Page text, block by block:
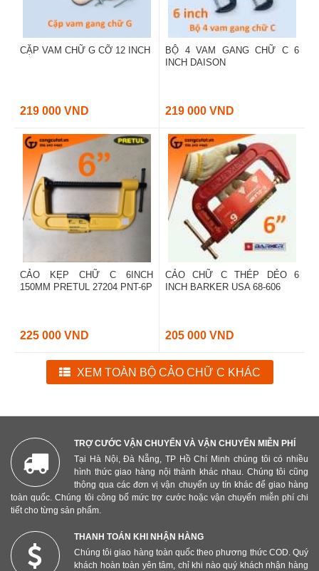
CẶP VAM CHỮ G CỠ 12 INCH
219 000 VND
BỘ 4 VAM GANG CHỮ C 6
INCH DAISON
219 000 VND
CẢO KẸP CHỮ C 6INCH
150MM PRETUL 27204 PNT-6P
225 000 VND
CẢO CHỮ C THÉP DẺO 6
INCH BARKER USA 68-606
205 000 VND
XEM TOÀN BỘ CẢO CHỮ C KHÁC
TRỢ CƯỚC VẬN CHUYỂN VÀ VẬN CHUYỂN MIỄN PHÍ
Tại Hà Nội, Đà Nẵng, TP Hồ Chí Minh chúng tôi có nhiều
hình thức giao hàng nội thành khác nhau. Chúng tôi cũng
thông qua các đơn vị vận chuyển uy tín khác để giao hàng
toàn quốc. Chúng tôi công bố mức trợ cước hoặc vận chuyển miễn phí chi
tiết cho từng sản phẩm.
THANH TOÁN KHI NHẬN HÀNG
Chúng tôi giao hàng toàn quốc theo phương thức COD. Quý
khách hoàn toàn yên tâm, chỉ khi nào quý khách nhận hàng